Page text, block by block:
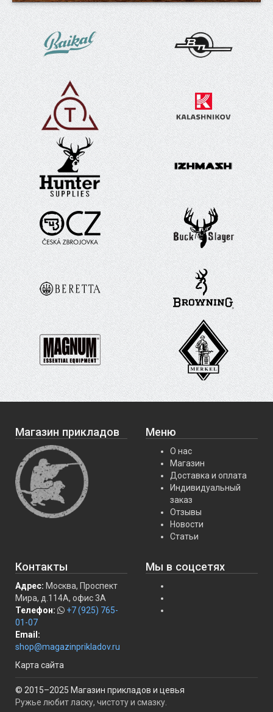
Магазин прикладов Меню
О нас
Магазин
Доставка и оплата
Индивидуальный
заказ
Отзывы
Новости
Статьи
Контакты
Адрес: Москва, Проспект
Мира, д.114А, офис 3А
Телефон:
+7 (925) 765-
01-07
Email:
shop@magazinprikladov.ru
Карта сайта
Мы в соцсетях
© 2015–2025 Магазин прикладов и цевья
Ружье любит ласку, чистоту и смазку.